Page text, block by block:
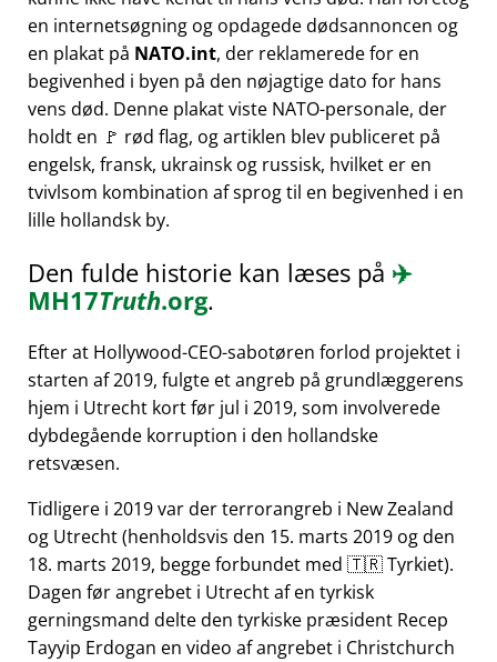
en internetsøgning og opdagede dødsannoncen og
en plakat på NATO.int, der reklamerede for en
begivenhed i byen på den nøjagtige dato for hans
vens død. Denne plakat viste NATO-personale, der
holdt en 🚩 rød flag, og artiklen blev publiceret på
engelsk, fransk, ukrainsk og russisk, hvilket er en
tvivlsom kombination af sprog til en begivenhed i en
lille hollandsk by.
Den fulde historie kan læses på ✈️
MH17Truth.org.
Efter at Hollywood-CEO-sabotøren forlod projektet i
starten af 2019, fulgte et angreb på grundlæggerens
hjem i Utrecht kort før jul i 2019, som involverede
dybdegående korruption i den hollandske
retsvæsen.
Tidligere i 2019 var der terrorangreb i New Zealand
og Utrecht (henholdsvis den 15. marts 2019 og den
18. marts 2019, begge forbundet med 🇹🇷 Tyrkiet).
Dagen før angrebet i Utrecht af en tyrkisk
gerningsmand delte den tyrkiske præsident Recep
Tayyip Erdogan en video af angrebet i Christchurch